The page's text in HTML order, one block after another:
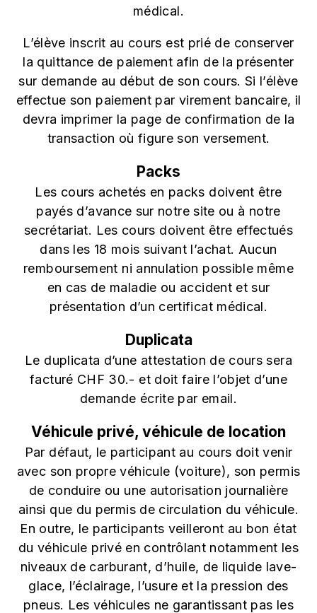
médical.
L’élève inscrit au cours est prié de conserver
la quittance de paiement afin de la présenter
sur demande au début de son cours. Si l’élève
effectue son paiement par virement bancaire, il
devra imprimer la page de confirmation de la
transaction où figure son versement.
Packs
Les cours achetés en packs doivent être
payés d’avance sur notre site ou à notre
secrétariat. Les cours doivent être effectués
dans les 18 mois suivant l’achat. Aucun
remboursement ni annulation possible même
en cas de maladie ou accident et sur
présentation d’un certificat médical.
Duplicata
Le duplicata d’une attestation de cours sera
facturé CHF 30.- et doit faire l’objet d’une
demande écrite par email.
Véhicule privé, véhicule de location
Par défaut, le participant au cours doit venir
avec son propre véhicule (voiture), son permis
de conduire ou une autorisation journalière
ainsi que du permis de circulation du véhicule.
En outre, le participants veilleront au bon état
du véhicule privé en contrôlant notamment les
niveaux de carburant, d’huile, de liquide lave-
glace, l’éclairage, l’usure et la pression des
pneus. Les véhicules ne garantissant pas les